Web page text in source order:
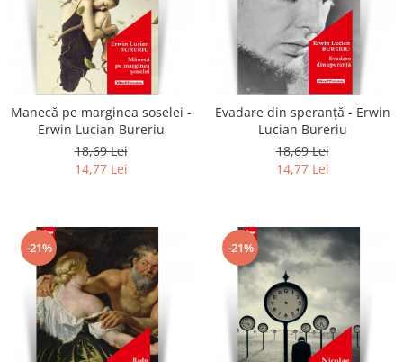
Manecă pe marginea soselei -
Erwin Lucian Bureriu
18,69 Lei
14,77 Lei
Evadare din speranță - Erwin
Lucian Bureriu
18,69 Lei
14,77 Lei
-21% -21%